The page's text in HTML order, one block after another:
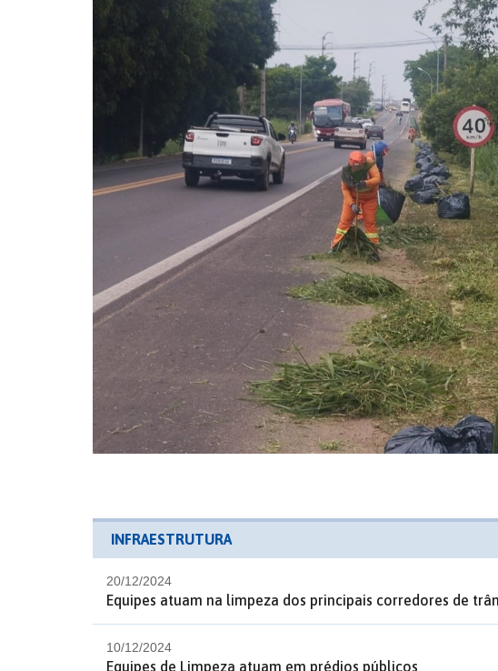
INFRAESTRUTURA
20/12/2024
Equipes atuam na limpeza dos principais corredores de
10/12/2024
Equipes de Limpeza atuam em prédios públicos